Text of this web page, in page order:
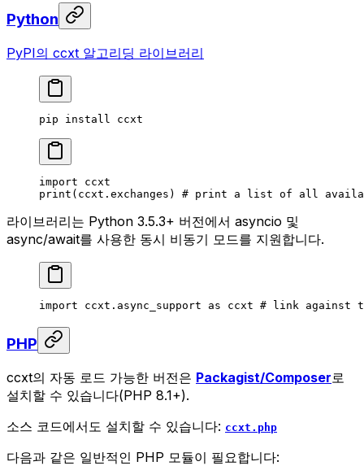
Python
PyPI의 ccxt 알고리딩 라이브러리
pip install ccxt
import ccxt
print (ccxt.exchanges) # print a list of all
라이브러리는 Python 3.5.3+ 버전에서 asyncio 및
async/await를 사용한 동시 비동기 모드를 지원합니다.
import ccxt.async_support as ccxt # link against
PHP
ccxt의 자동 로드 가능한 버전은 Packagist/Composer로
설치할 수 있습니다(PHP 8.1+).
소스 코드에서도 설치할 수 있습니다: ccxt.php
다음과 같은 일반적인 PHP 모듈이 필요합니다: